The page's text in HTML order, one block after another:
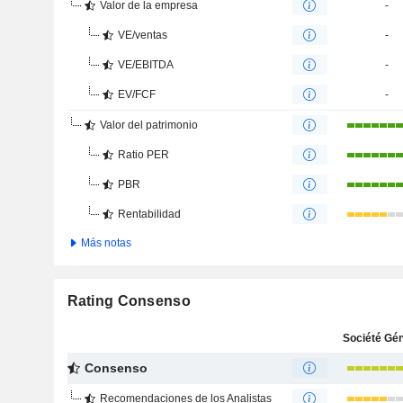
Valor de la empresa -
VE/ventas -
VE/EBITDA -
EV/FCF -
Valor del patrimonio
Ratio PER
PBR
Rentabilidad
Más notas
Rating Consenso
Consenso
Recomendaciones de los Analistas